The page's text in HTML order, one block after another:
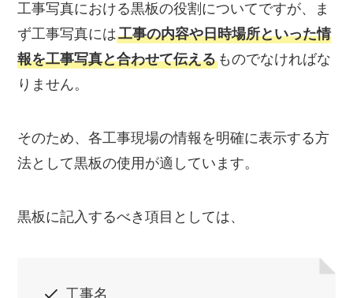
工事写真における黒板の役割についてですが、ま
ず工事写真には工事の内容や日時場所といった情
報を工事写真と合わせて伝える ものでなければな
りません。
そのため、各工事現場の情報を明確に表示する方
法として黒板の使用が適しています。
黒板に記入するべき項目としては、
工事名